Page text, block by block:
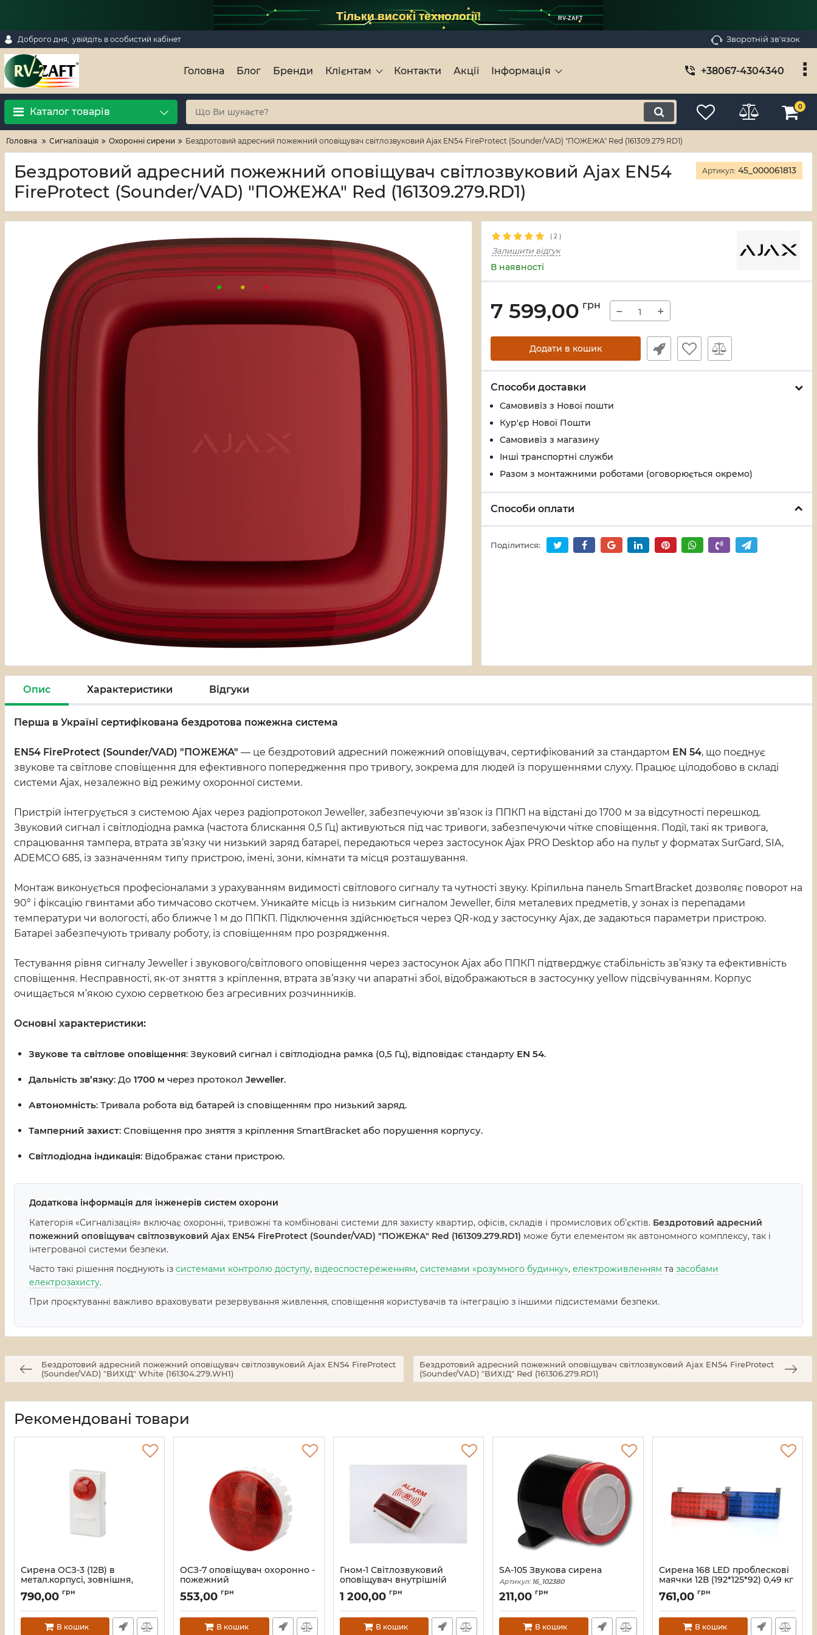
Тільки високі технології! RV-ZAFT
Доброго дня, увійдіть в особистий кабінет Зворотній зв'язок
Головна Блог Бренди Клієнтам Контакти Акції Інформація +38067-4304340
Каталог товарів 0
Головна Сигналізація Охоронні сирени Бездротовий адресний пожежний оповіщувач світлозвуковий Ajax EN54 FireProtect (Sounder/VAD) "ПОЖЕЖА" Red (161309.279.RD1)
Бездротовий адресний пожежний оповіщувач світлозвуковий Ajax EN54
FireProtect (Sounder/VAD) "ПОЖЕЖА" Red (161309.279.RD1)
Артикул: 45_000061813
( 2 )
Залишити відгук
В наявності
7 599,00 грн − +
Додати в кошик
Способи доставки
Самовивіз з Нової пошти
Кур'єр Нової Пошти
Самовивіз з магазину
Інші транспортні служби
Разом з монтажними роботами (оговорюється окремо)
Способи оплати
Поділитися:
Опис Характеристики Відгуки
Перша в Україні сертифікована бездротова пожежна система
EN54 FireProtect (Sounder/VAD) "ПОЖЕЖА" — це бездротовий адресний пожежний оповіщувач, сертифікований за стандартом EN 54, що поєднує
звукове та світлове сповіщення для ефективного попередження про тривогу, зокрема для людей із порушеннями слуху. Працює цілодобово в складі
системи Ajax, незалежно від режиму охоронної системи.
Пристрій інтегрується з системою Ajax через радіопротокол Jeweller, забезпечуючи зв’язок із ППКП на відстані до 1700 м за відсутності перешкод.
Звуковий сигнал і світлодіодна рамка (частота блискання 0,5 Гц) активуються під час тривоги, забезпечуючи чітке сповіщення. Події, такі як тривога,
спрацювання тампера, втрата зв’язку чи низький заряд батареї, передаються через застосунок Ajax PRO Desktop або на пульт у форматах SurGard, SIA,
ADEMCO 685, із зазначенням типу пристрою, імені, зони, кімнати та місця розташування.
Монтаж виконується професіоналами з урахуванням видимості світлового сигналу та чутності звуку. Кріпильна панель SmartBracket дозволяє поворот на
90° і фіксацію гвинтами або тимчасово скотчем. Уникайте місць із низьким сигналом Jeweller, біля металевих предметів, у зонах із перепадами
температури чи вологості, або ближче 1 м до ППКП. Підключення здійснюється через QR-код у застосунку Ajax, де задаються параметри пристрою.
Батареї забезпечують тривалу роботу, із сповіщенням про розрядження.
Тестування рівня сигналу Jeweller і звукового/світлового оповіщення через застосунок Ajax або ППКП підтверджує стабільність зв’язку та ефективність
сповіщення. Несправності, як-от зняття з кріплення, втрата зв’язку чи апаратні збої, відображаються в застосунку yellow підсвічуванням. Корпус
очищається м’якою сухою серветкою без агресивних розчинників.
Основні характеристики:
Звукове та світлове оповіщення: Звуковий сигнал і світлодіодна рамка (0,5 Гц), відповідає стандарту EN 54.
Дальність зв’язку: До 1700 м через протокол Jeweller.
Автономність: Тривала робота від батарей із сповіщенням про низький заряд.
Тамперний захист: Сповіщення про зняття з кріплення SmartBracket або порушення корпусу.
Світлодіодна індикація: Відображає стани пристрою.
Додаткова інформація для інженерів систем охорони
Категорія «Сигналізація» включає охоронні, тривожні та комбіновані системи для захисту квартир, офісів, складів і промислових об’єктів. Бездротовий адресний
пожежний оповіщувач світлозвуковий Ajax EN54 FireProtect (Sounder/VAD) "ПОЖЕЖА" Red (161309.279.RD1) може бути елементом як автономного комплексу, так і
інтегрованої системи безпеки.
Часто такі рішення поєднують із системами контролю доступу, відеоспостереженням, системами «розумного будинку», електроживленням та засобами
електрозахисту.
При проєктуванні важливо враховувати резервування живлення, сповіщення користувачів та інтеграцію з іншими підсистемами безпеки.
Бездротовий адресний пожежний оповіщувач світлозвуковий Ajax EN54 FireProtect
(Sounder/VAD) "ВИХІД" White (161304.279.WH1)
Бездротовий адресний пожежний оповіщувач світлозвуковий Ajax EN54 FireProtect
(Sounder/VAD) "ВИХІД" Red (161306.279.RD1)
Рекомендовані товари
Сирена ОСЗ-3 (12В) в
метал.корпусі, зовнішня,
світлозвукова, більше 95 дБ,
75 x55 х150мм
Артикул:47231
790,00 грн
В кошик
ОСЗ-7 оповіщувач охоронно -
пожежний
Артикул:16_105104
553,00 грн
В кошик
Гном-1 Світлозвуковий
оповіщувач внутрішній
Артикул: 16_102382
1 200,00 грн
В кошик
SA-105 Звукова сирена
Артикул:16_102380
211,00 грн
В кошик
Сирена 168 LED проблескові
маячки 12В (192*125*92) 0,49 кг
Артикул:14932
761,00 грн
В кошик